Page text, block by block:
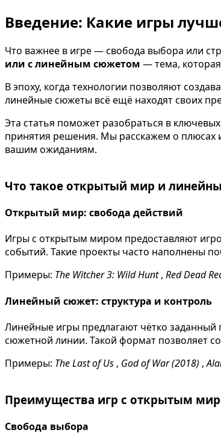
Введение: Какие игры
Что важнее в игре — свобода выбора или
или с линейным сюжетом — тема,
В эпоху, когда технологии позволяют
линейные сюжеты всё ещё находят своих
Эта статья поможет разобраться в
принятия решения. Мы расскажем о плюсах
вашим ожиданиям.
Что такое открытый мир и
Открытый мир: свобода действий
Игры с открытым миром предоставляют
событий. Такие проекты часто наполнены
Примеры: The Witcher 3: Wild Hunt, Red Dead
Линейный сюжет: структура и контроль
Линейные игры предлагают чётко заданный
сюжетной линии. Такой формат позволяет
Примеры: The Last of Us , God of War (2018) ,
Преимущества игр с открытым
Свобода выбора